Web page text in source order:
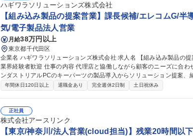
ハギワラソリューションズ株式会社
【組み込み製品の提案営業】課長候補/エレコムG/
気/電子製品法人営業
月給38万円以上
東京都千代田区
企業名 ハギワラソリューションズ株式会社 求人名 【組み込み製品の提案営業】課長候補/エレコムG/半導体・FA
業界経験者歓迎 仕事の内容 代理店と協働しながら顧客のニーズに合わせて、メモリ製品(SSD・SDカード等)・イ
ンダストリアルPCのキーパーツの製品導入からソリューション提案、
きます。 【具体的には】東京支店の課長候補として、自身の担当顧客の営業活動と部下の育成・マネジメントを
フラ系企業等に提案していきます。 募集職種 【組み込み製品の提案営業】課長候補/エレコムG/半導体・FA業界
経験者歓迎
年間休日120日以上 退職金あり 完全週休2日制 土日祝休み
正社員
株式会社アースリンク
【東京/神奈川/法人営業(cloud担当)】残業20時間以